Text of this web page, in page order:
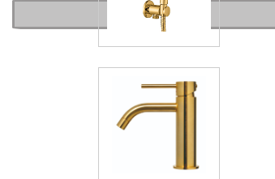
О товаре